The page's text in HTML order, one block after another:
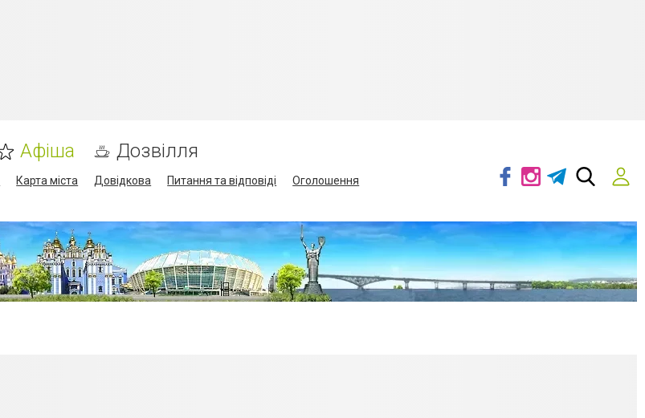
Афіша Дозвілля
Карта міста Довідкова Питання та відповіді
Оголошення